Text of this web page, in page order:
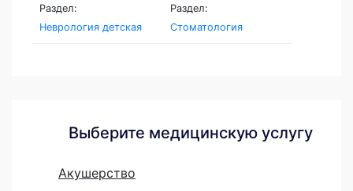
Раздел:
Неврология детская
Раздел:
Стоматология
Выберите медицинскую услугу
Акушерство